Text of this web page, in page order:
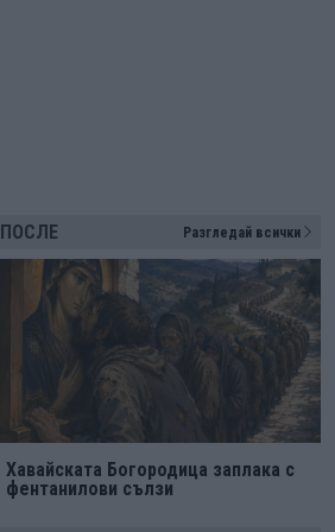
ПОСЛЕ Разгледай всички
Хавайската Богородица заплака с
фентанилови сълзи